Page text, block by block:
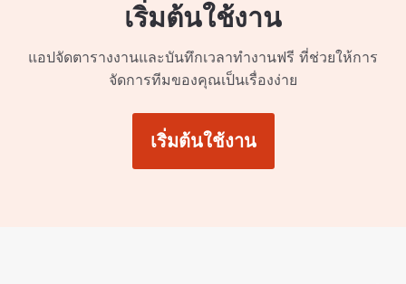
เริ่มต้นใช้งาน
แอปจัดตารางงานและบันทึกเวลาทำงานฟรี ที่ช่วยให้การ
จัดการทีมของคุณเป็นเรื่องง่าย
เริ่มต้นใช้งาน